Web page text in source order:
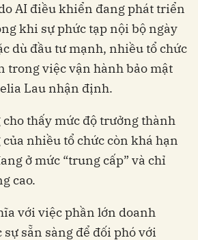
AI điều khiển đang phát triển
khi sự phức tạp nội bộ ngày
dù đầu tư mạnh, nhiều tổ chức
trong việc vận hành bảo mật
Lau nhận định.
thấy mức độ trưởng thành
nhiều tổ chức còn khá hạn
ở mức “trung cấp” và chỉ
cao.
với việc phần lớn doanh
sẵn sàng để đối phó với